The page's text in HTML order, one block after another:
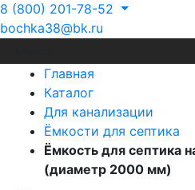
8 (800) 201-78-52
bochka38@bk.ru
Главная
Каталог
Для канализации
Ёмкости для септика
Ёмкость для септика
(диаметр 2000 мм)